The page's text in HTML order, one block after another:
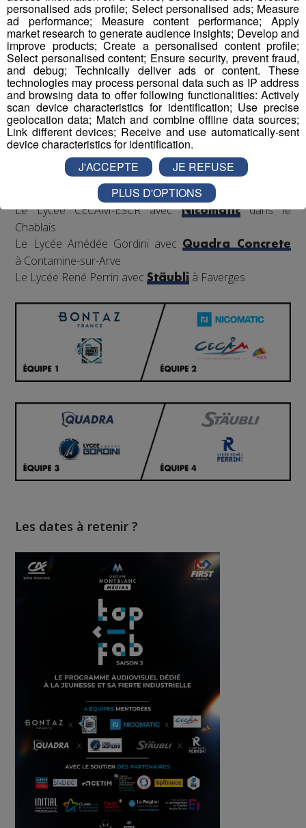
binômes,présentes en école et en accueillant les
classes pour visites, conseils et fabrication de pièces
nécessaires pour rendre le robot le plus performant
possible en vue de la compétition.
Les binômes ?
4 établissements scolaires avec 4 entreprises
industrielles phrases de Haute-Savoie couvrant les 3
coins du territoire :
Le Lycée Charles Poncet avec le groupeBontaz
la Vallée de l'Arve
Le Lycée CECAM-ESCR avecNicomaticdans le
Chablais
Le Lycée Amédée Gordini avecQuadra Concrete
à Contamine-sur-Arve
Le Lycée René Perrin avecStäubli à Faverges
Les dates à retenir ?
personalised ads profile; Select personalised ads; Measure
ad performance; Measure content performance; Apply
market research to generate audience insights; Develop and
improve products; Create a personalised content profile;
Select personalised content; Ensure security, prevent fraud,
and debug; Technically deliver ads or content. These
technologies may process personal data such as IP address
and browsing data to offer following functionalities: Actively
scan device characteristics for identification; Use precise
geolocation data; Match and combine offline data sources;
Link different devices; Receive and use automatically-sent
device characteristics for identification.
J'ACCEPTE
JE REFUSE
PLUS D'OPTIONS